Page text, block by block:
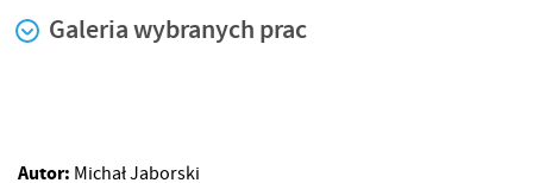
Galeria wybranych prac
Autor: Michał Jaborski